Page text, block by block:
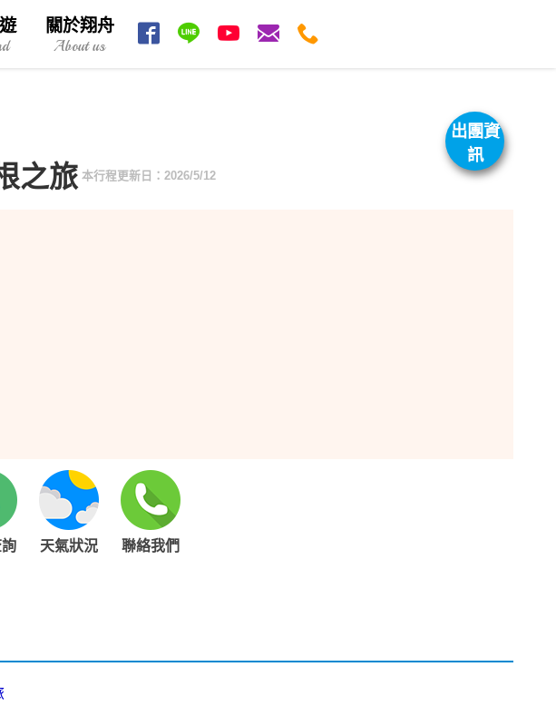
關於翔舟
About us
出團資
訊
之旅 本行程更新日：2026/5/12
天氣狀況 聯絡我們